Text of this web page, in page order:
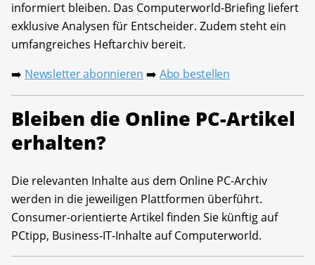
informiert bleiben. Das Computerworld-Briefing liefert
exklusive Analysen für Entscheider. Zudem steht ein
umfangreiches Heftarchiv bereit.
➡️ Newsletter abonnieren ➡️ Abo bestellen
Bleiben die Online PC-Artikel
erhalten?
Die relevanten Inhalte aus dem Online PC-Archiv
werden in die jeweiligen Plattformen überführt.
Consumer-orientierte Artikel finden Sie künftig auf
PCtipp, Business-IT-Inhalte auf Computerworld.